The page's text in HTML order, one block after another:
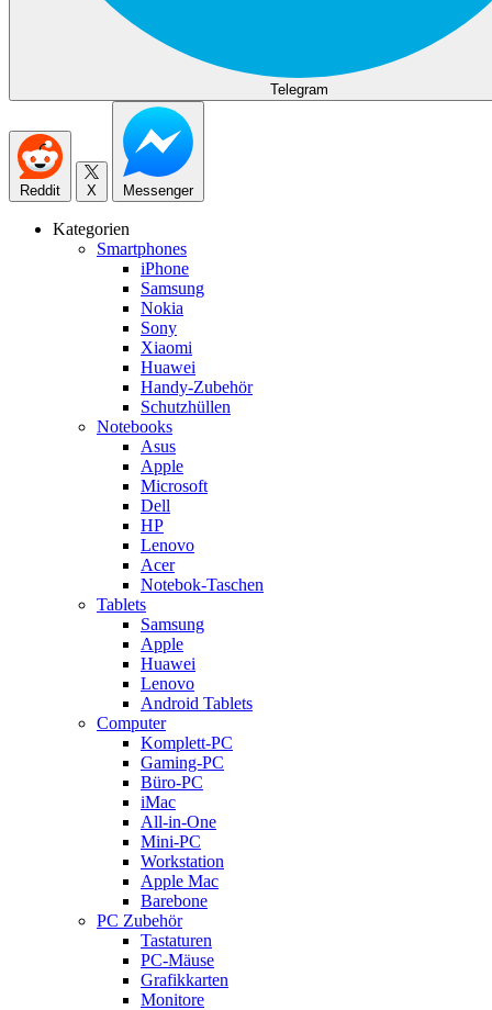
Telegram
Reddit X Messenger
Kategorien
Smartphones
iPhone
Samsung
Nokia
Sony
Xiaomi
Huawei
Handy-Zubehör
Schutzhüllen
Notebooks
Asus
Apple
Microsoft
Dell
HP
Lenovo
Acer
Notebok-Taschen
Tablets
Samsung
Apple
Huawei
Lenovo
Android Tablets
Computer
Komplett-PC
Gaming-PC
Büro-PC
iMac
All-in-One
Mini-PC
Workstation
Apple Mac
Barebone
PC Zubehör
Tastaturen
PC-Mäuse
Grafikkarten
Monitore